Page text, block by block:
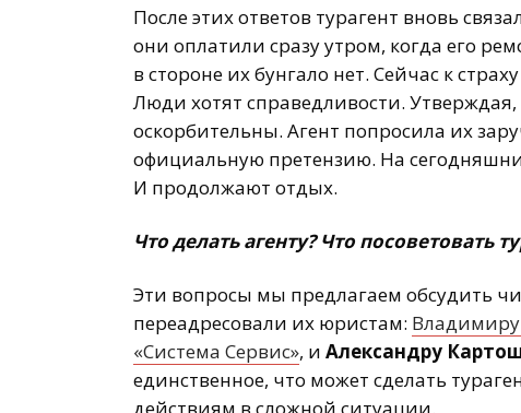
После этих ответов турагент вновь
они оплатили сразу утром, когда его
в стороне их бунгало нет. Сейчас к
Люди хотят справедливости.
оскорбительны. Агент попросила их
официальную претензию. На
И продолжают отдых.
Что делать агенту? Что посоветовать
Эти вопросы мы предлагаем обсудить
переадресовали их юристам:
«Система Сервис», и Александру
единственное, что может сделать
действиям в сложной ситуации.